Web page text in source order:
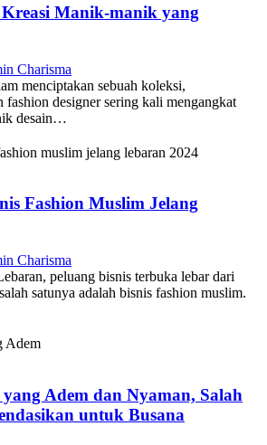
Manik-manik yang
Charisma
menciptakan sebuah koleksi,
fashion designer sering kali mengangkat
desain…
Fashion Muslim Jelang
Charisma
peluang bisnis terbuka lebar dari
satunya adalah bisnis fashion muslim.
Adem dan Nyaman, Salah
untuk Busana